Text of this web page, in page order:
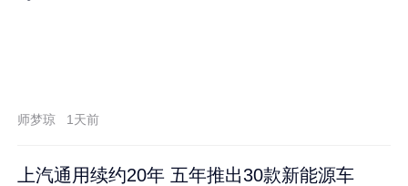
师梦琼 1天前
上汽通用续约20年 五年推出30款新能源车